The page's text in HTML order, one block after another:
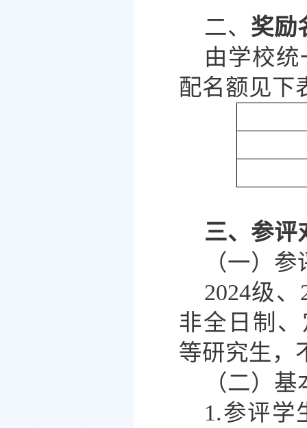
二、 奖励
由学校
配名额见下
三、参评
（一）
2024级
非全日制
等研究生，
（二）
1.参评学